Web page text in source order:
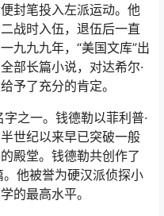
封笔投入左派运动。他
战时入伍，退伍后一直
九九九年，“美国文库”出
部长篇小说，对达希尔·
予了充分的肯定。
之一。钱德勒以菲利普·
世纪以来早已突破一般
殿堂。钱德勒共创作了
他被誉为硬汉派侦探小
的最高水平。